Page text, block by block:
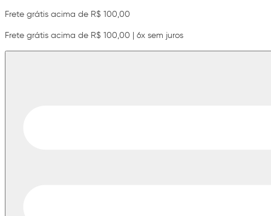
Frete grátis acima de R$ 100,00
Frete grátis acima de R$ 100,00 | 6x sem juros